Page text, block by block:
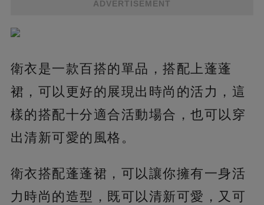
ADVERTISEMENT
衛衣是一款百搭的單品，搭配上蓬蓬
裙，可以更好的展現出時尚的活力，這
樣的搭配十分適合活動場合，也可以穿
出清新可愛的風格。
衛衣搭配蓬蓬裙，可以讓你擁有一身活
力時尚的造型，既可以清新可愛，又可